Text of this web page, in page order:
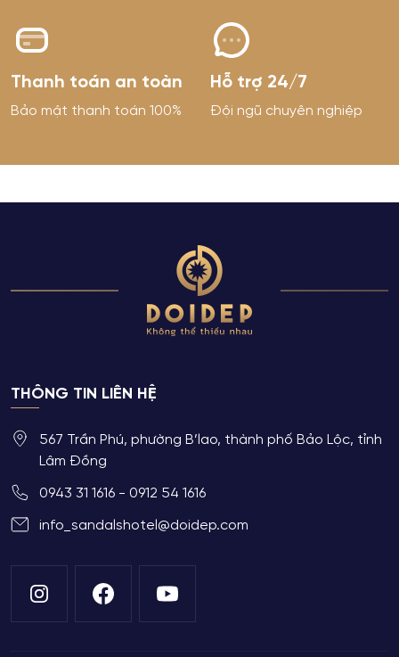
Thanh toán an toàn
Bảo mật thanh toán 100%
Hỗ trợ 24/7
Đội ngũ chuyên nghiệp
THÔNG TIN LIÊN HỆ
567 Trần Phú, phường B’lao, thành phố Bảo Lộc, tỉnh
Lâm Đồng
0943 31 1616 - 0912 54 1616
info_sandalshotel@doidep.com